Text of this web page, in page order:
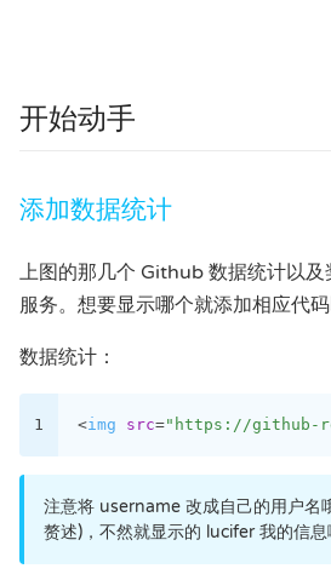
开始动手
添加数据统计
上图的那几个 Github 数据统计以及
服务。想要显示哪个就添加相应代码
数据统计：
1 <img src="https://github-
注意将 username 改成自己的用户名
赘述)，不然就显示的 lucifer 我的信息